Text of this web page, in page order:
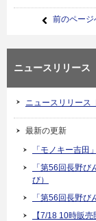
前のページ
ニュースリリース
ニュースリリース
最新の更新
「モノキー吉田
「第56回長野
び）
「第56回長野
【7/18 10時販